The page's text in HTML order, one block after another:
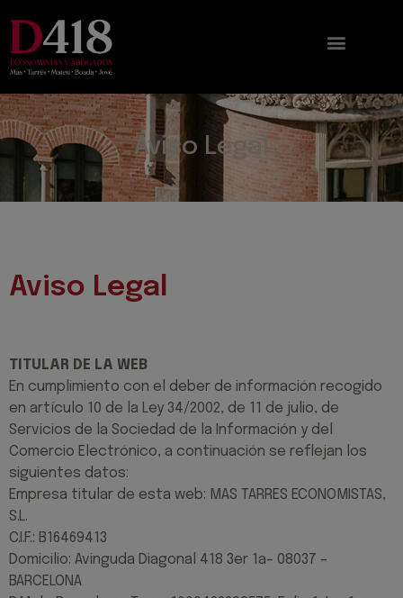
Aviso Legal
Aviso Legal
TITULAR DE LA WEB
En cumplimiento con el deber de información recogido
en artículo 10 de la Ley 34/2002, de 11 de julio, de
Servicios de la Sociedad de la Información y del
Comercio Electrónico, a continuación se reflejan los
siguientes datos:
Empresa titular de esta web: MAS TARRES ECONOMISTAS,
S.L.
C.I.F.: B16469413
Domicilio: Avinguda Diagonal 418 3er 1a– 08037 –
BARCELONA